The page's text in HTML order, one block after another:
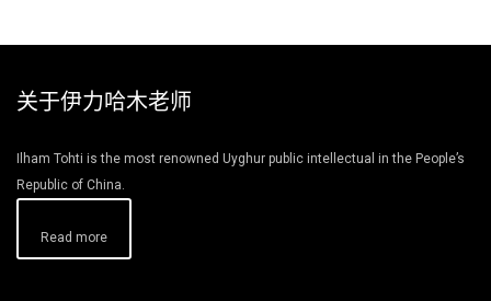
关于伊力哈木老师
Ilham Tohti is the most renowned Uyghur public intellectual in the People’s
Republic of China.
Read more